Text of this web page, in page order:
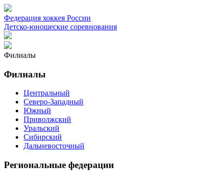
Федерация хоккея России
Детско-юношеские соревнования
Филиалы
Филиалы
Центральный
Северо-Западный
Южный
Приволжский
Уральский
Сибирский
Дальневосточный
Региональные федерации